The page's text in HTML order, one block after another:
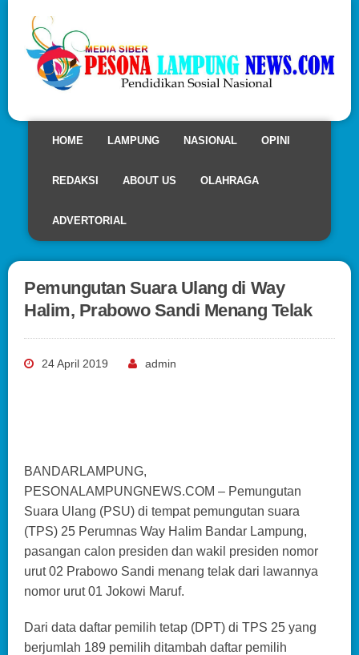
HOME LAMPUNG NASIONAL OPINI
REDAKSI ABOUT US OLAHRAGA
ADVERTORIAL
Pemungutan Suara Ulang di Way
Halim, Prabowo Sandi Menang Telak
24 April 2019 admin
BANDARLAMPUNG,
PESONALAMPUNGNEWS.COM – Pemungutan
Suara Ulang (PSU) di tempat pemungutan suara
(TPS) 25 Perumnas Way Halim Bandar Lampung,
pasangan calon presiden dan wakil presiden nomor
urut 02 Prabowo Sandi menang telak dari lawannya
nomor urut 01 Jokowi Maruf.
Dari data daftar pemilih tetap (DPT) di TPS 25 yang
berjumlah 189 pemilih ditambah daftar pemilih